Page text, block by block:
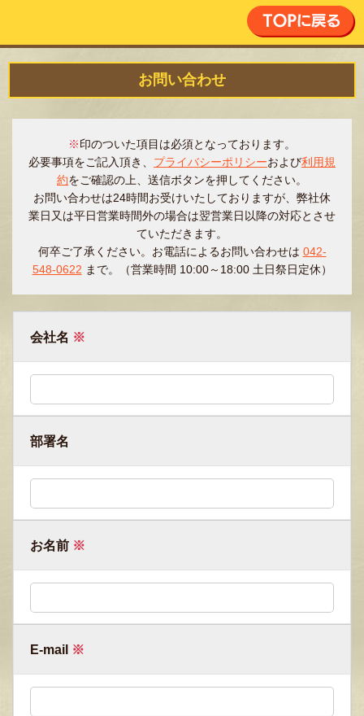
お問い合わせ
※印のついた項目は必須となっております。
必要事項をご記入頂き、 プライバシーポリシーおよび利用規
約をご確認の上、送信ボタンを押してください。
お問い合わせは24時間お受けいたしておりますが、弊社休
業日又は平日営業時間外の場合は翌営業日以降の対応とさせ
ていただきます。
何卒ご了承ください。お電話によるお問い合わせは 042-
548-0622 まで。（営業時間 10:00～18:00 土日祭日定休）
会社名 ※
部署名
お名前 ※
E-mail ※